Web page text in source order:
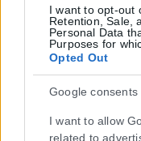
I want to opt-out
Retention, Sale,
Personal Data
Purposes for
Opted Out
Google consents
I want to allow
related to